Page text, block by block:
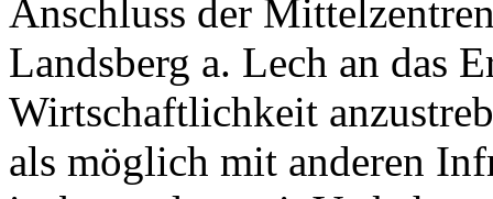
Anschluss der
Landsberg a. Lech an das
Wirtschaftlichkeit
als möglich mit anderen